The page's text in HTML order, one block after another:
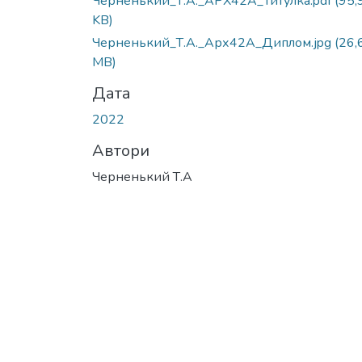
KB)
Черненький_Т.А._Арх42А_Диплом.jpg
MB)
Дата
2022
Автори
Черненький Т.А